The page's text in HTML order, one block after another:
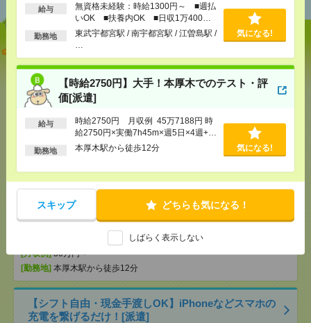
給与
無資格未経験：時給1300円～ ■週払
いOK ■扶養内OK ■日収1万400円
以上
勤務地
東武宇都宮駅 / 南宇都宮駅 / 江曽島駅 /
気になる!
【時給2750円】大手！本厚木でのテスト・評
価[派遣]
給与
時給2750円 月収例 45万7188円 時
給2750円×実働7h45m×週5日×4週+残
業10h ※月収例を保証するものでは
勤務地 本厚木駅から徒歩12分 気になる!
スキップ どちらも気になる！
しばらく表示しない
【オープニング募集】おばあちゃんのお散歩付き添
いも仕事の1つ[派遣]
[給 与]
無資格未経験：時給1300円～ ■週払い
OK ■扶養内OK ■日収1万400円以上
交通費全額支給（ガソリン代もOK！）
[勤務地]東武宇都宮駅/南宇都宮駅/江曽島駅/…
時給2750円 月収例 45万7188円 時給
2750円×実働7h45m×週5日×4週+残業10h ※月収例
を保証するものではありません。※給与即受取りサ
ービス利用可（利用条件有）
1ヶ月3万円を上限として実費支給
[月収例]30万円～
[勤務地] 本厚木駅から徒歩12分
【シフト自由・現金手渡しOK】iPhoneなどスマホの
充電を繋げるだけ！[派遣]